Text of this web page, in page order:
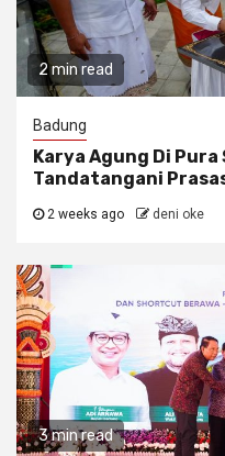
2 min read
Badung
Karya Agung Di
Tandatangani
2 weeks ago deni oke
3 min read